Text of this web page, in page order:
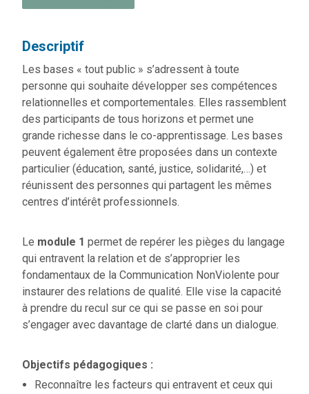
Descriptif
Les bases « tout public » s’adressent à toute
personne qui souhaite développer ses compétences
relationnelles et comportementales. Elles rassemblent
des participants de tous horizons et permet une
grande richesse dans le co-apprentissage. Les bases
peuvent également être proposées dans un contexte
particulier (éducation, santé, justice, solidarité,…) et
réunissent des personnes qui partagent les mêmes
centres d’intérêt professionnels.
Le module 1 permet de repérer les pièges du langage
qui entravent la relation et de s’approprier les
fondamentaux de la Communication NonViolente pour
instaurer des relations de qualité. Elle vise la capacité
à prendre du recul sur ce qui se passe en soi pour
s’engager avec davantage de clarté dans un dialogue.
Objectifs pédagogiques :
Reconnaître les facteurs qui entravent et ceux qui